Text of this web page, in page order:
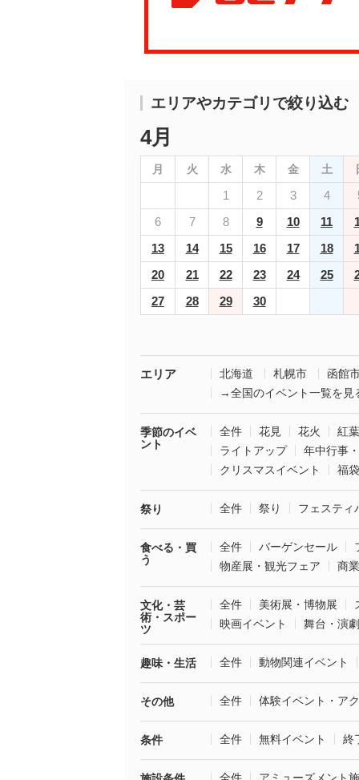
エリアやカテゴリで絞り込む
4月
月 火 水 木 金 土
1 2 3 4
6
7 8 9 10 11
13
14 15 16 17 18
20
21 22 23 24 25
27
28 29 30
エリア 北海道 札幌市
函館
→全国のイベント一覧を見
季節のイベ
ント
全件 花見 花火
紅葉
ライトアップ
年中行事
クリスマスイベント
福
祭り 全件 祭り フェスティ
食べる・買
う
全件 バーゲンセール
物産展・観光フェア
商
文化・芸
術・スポー
ツ
全件 美術展・博物展
映画イベント
舞台・演劇
趣味・生活 全件 動物関連イベント
その他 全件 体験イベント・ア
条件 全件 無料イベント 終